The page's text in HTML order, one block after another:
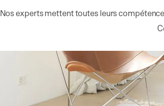
Nos experts mettent toutes leurs